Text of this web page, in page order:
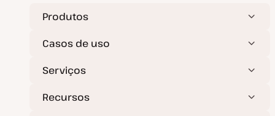
Produtos
Casos de uso
Serviços
Recursos